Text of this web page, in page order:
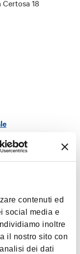
contenuti ed
social media e
inoltre
il nostro sito con
dei dati
18